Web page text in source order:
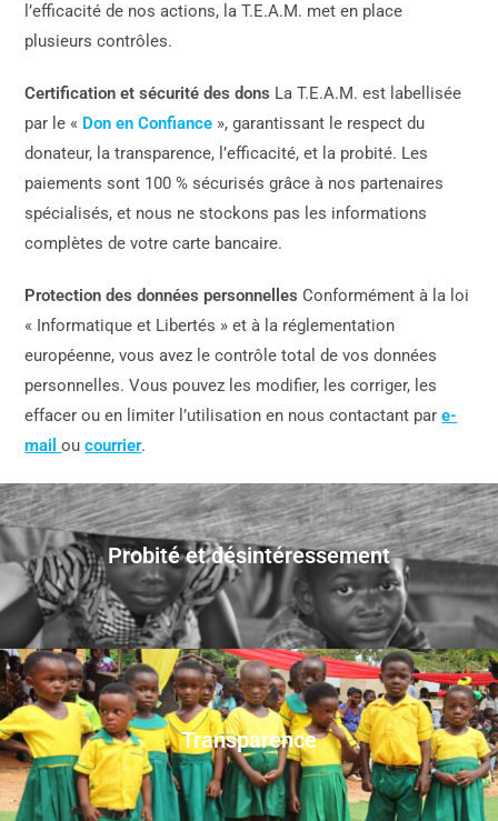
l’efficacité de nos actions, la T.E.A.M. met en place
plusieurs contrôles.
Certification et sécurité des dons La T.E.A.M. est labellisée
par le « Don en Confiance », garantissant le respect du
donateur, la transparence, l’efficacité, et la probité. Les
paiements sont 100 % sécurisés grâce à nos partenaires
spécialisés, et nous ne stockons pas les informations
complètes de votre carte bancaire.
Protection des données personnelles Conformément à la loi
« Informatique et Libertés » et à la réglementation
européenne, vous avez le contrôle total de vos données
personnelles. Vous pouvez les modifier, les corriger, les
effacer ou en limiter l’utilisation en nous contactant pare-
mailoucourrier.
Transparence
Probité et désintéressement